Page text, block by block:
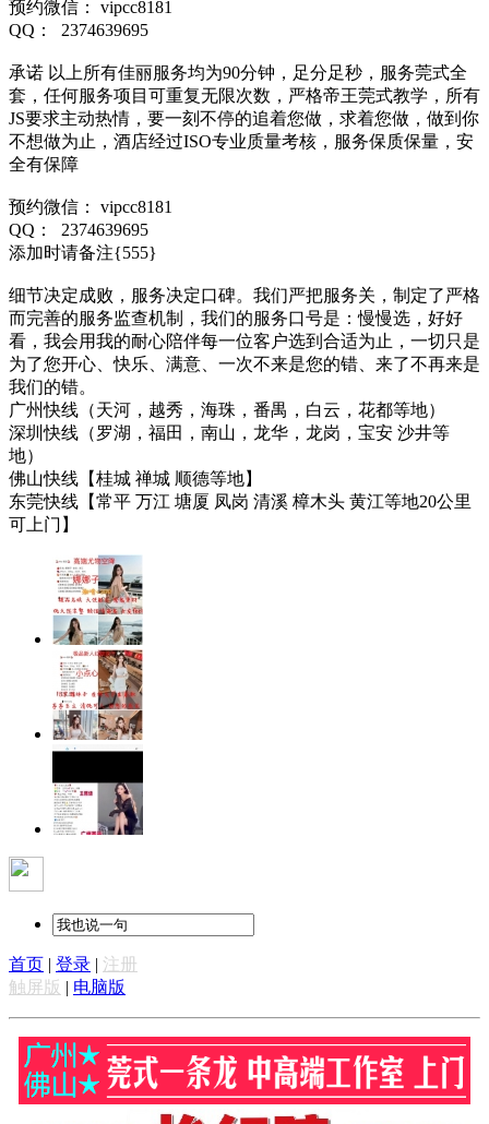
预约微信： vipcc8181
QQ： 2374639695
承诺 以上所有佳丽服务均为90分钟，足分足秒，服务莞式全
套，任何服务项目可重复无限次数，严格帝王莞式教学，所有
JS要求主动热情，要一刻不停的追着您做，求着您做，做到你
不想做为止，酒店经过ISO专业质量考核，服务保质保量，安
全有保障
预约微信： vipcc8181
QQ： 2374639695
添加时请备注{555}
细节决定成败，服务决定口碑。我们严把服务关，制定了严格
而完善的服务监查机制，我们的服务口号是：慢慢选，好好
看，我会用我的耐心陪伴每一位客户选到合适为止，一切只是
为了您开心、快乐、满意、一次不来是您的错、来了不再来是
我们的错。
广州快线（天河，越秀，海珠，番禺，白云，花都等地）
深圳快线（罗湖，福田，南山，龙华，龙岗，宝安 沙井等
地）
佛山快线【桂城 禅城 顺德等地】
东莞快线【常平 万江 塘厦 凤岗 清溪 樟木头 黄江等地20公里
可上门】
首页 | 登录 | 注册
触屏版 | 电脑版